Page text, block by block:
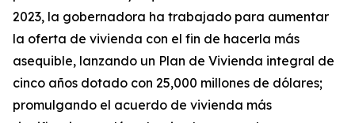
2023, la gobernadora ha trabajado para aumentar
la oferta de vivienda con el fin de hacerla más
asequible, lanzando un Plan de Vivienda integral de
cinco años dotado con 25,000 millones de dólares;
promulgando el acuerdo de vivienda más